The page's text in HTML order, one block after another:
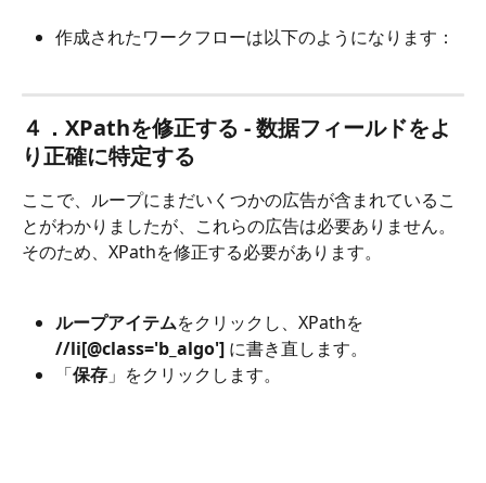
作成されたワークフローは以下のようになります：
４．XPathを修正する - 数据フィールドをよ
り正確に特定する
ここで、ループにまだいくつかの広告が含まれているこ
とがわかりましたが、これらの広告は必要ありません。
そのため、XPathを修正する必要があります。
ループアイテムをクリックし、XPathを
//li[@class='b_algo'] に書き直します。
「保存 」をクリックします。